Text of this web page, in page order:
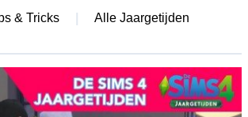
& Tricks
Alle Jaargetijden